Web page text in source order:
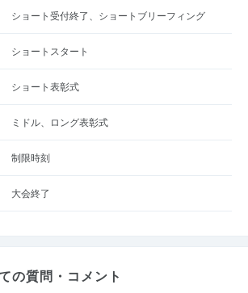
ショート受付終了、ショートブリーフィング
ショートスタート
ショート表彰式
ミドル、ロング表彰式
制限時刻
大会終了
の質問・コメント